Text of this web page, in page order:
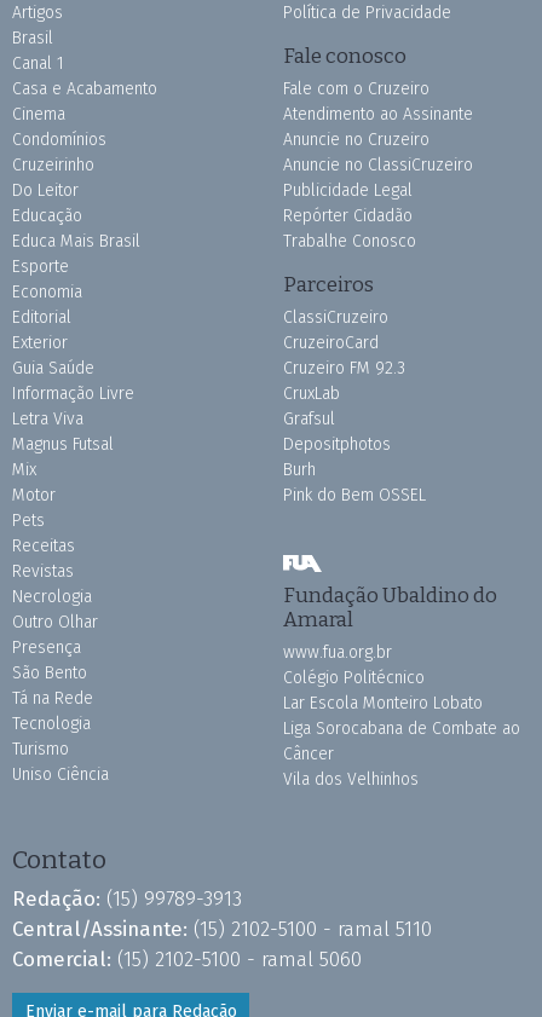
Artigos
Brasil
Canal 1
Casa e Acabamento
Cinema
Condomínios
Cruzeirinho
Do Leitor
Educação
Educa Mais Brasil
Esporte
Economia
Editorial
Exterior
Guia Saúde
Informação Livre
Letra Viva
Magnus Futsal
Mix
Motor
Pets
Receitas
Revistas
Necrologia
Outro Olhar
Presença
São Bento
Tá na Rede
Tecnologia
Turismo
Uniso Ciência
Política de Privacidade
Fale conosco
Fale com o Cruzeiro
Atendimento ao Assinante
Anuncie no Cruzeiro
Anuncie no ClassiCruzeiro
Publicidade Legal
Repórter Cidadão
Trabalhe Conosco
Parceiros
ClassiCruzeiro
CruzeiroCard
Cruzeiro FM 92.3
CruxLab
Grafsul
Depositphotos
Burh
Pink do Bem OSSEL
Fundação Ubaldino do
Amaral
www.fua.org.br
Colégio Politécnico
Lar Escola Monteiro Lobato
Liga Sorocabana de Combate ao
Câncer
Vila dos Velhinhos
Contato
Redação: (15) 99789-3913
Central/Assinante: (15) 2102-5100 - ramal 5110
Comercial: (15) 2102-5100 - ramal 5060
Enviar e-mail para Redação